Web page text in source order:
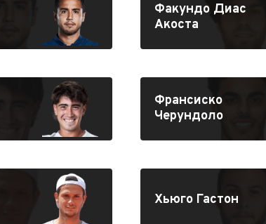
Факундо Диас
Акоста
Франсиско
Черундоло
Хьюго Гастон